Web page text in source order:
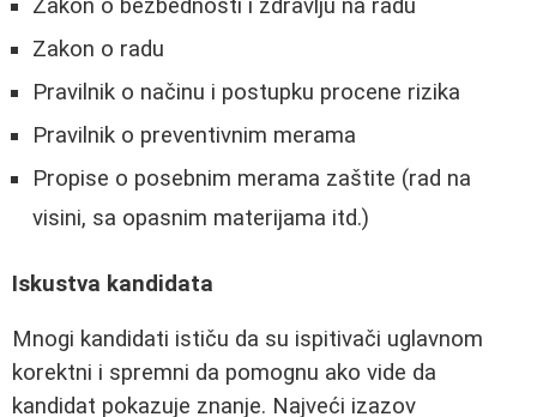
Zakon o bezbednosti i zdravlju na radu
Zakon o radu
Pravilnik o načinu i postupku procene rizika
Pravilnik o preventivnim merama
Propise o posebnim merama zaštite (rad na
visini, sa opasnim materijama itd.)
Iskustva kandidata
Mnogi kandidati ističu da su ispitivači uglavnom
korektni i spremni da pomognu ako vide da
kandidat pokazuje znanje. Najveći izazov